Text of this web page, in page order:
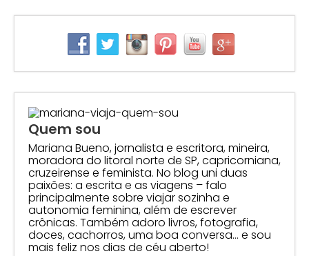
Quem sou
Mariana Bueno, jornalista e escritora, mineira,
moradora do litoral norte de SP, capricorniana,
cruzeirense e feminista. No blog uni duas
paixões: a escrita e as viagens – falo
principalmente sobre viajar sozinha e
autonomia feminina, além de escrever
crônicas. Também adoro livros, fotografia,
doces, cachorros, uma boa conversa… e sou
mais feliz nos dias de céu aberto!